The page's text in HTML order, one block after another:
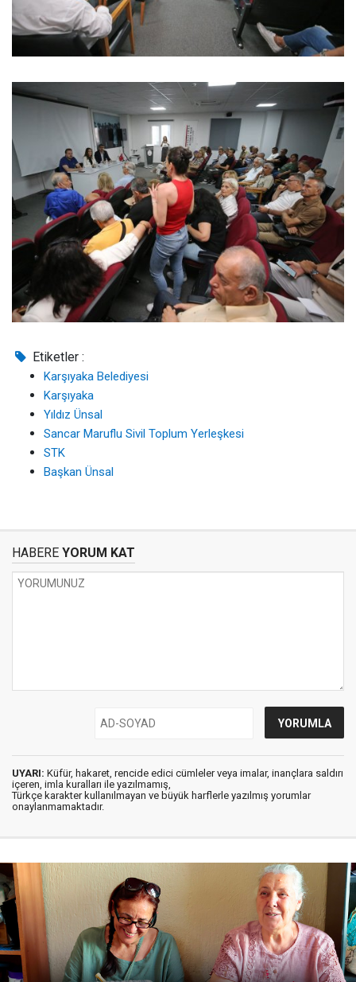
Etiketler :
Karşıyaka Belediyesi
Karşıyaka
Yıldız Ünsal
Sancar Maruflu Sivil Toplum Yerleşkesi
STK
Başkan Ünsal
HABERE YORUM KAT
UYARI: Küfür, hakaret, rencide edici cümleler veya imalar, inançlara saldırı
içeren, imla kuralları ile yazılmamış,
Türkçe karakter kullanılmayan ve büyük harflerle yazılmış yorumlar
onaylanmamaktadır.